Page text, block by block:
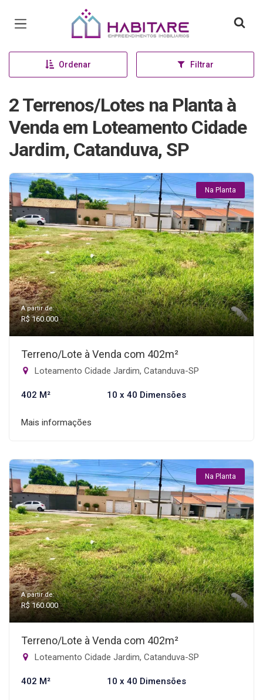
Página inicial
Ordenar Filtrar
2 Terrenos/Lotes na Planta à
Venda em Loteamento Cidade
Jardim, Catanduva, SP
Na Planta
A partir de:
R$ 160.000
Terreno/Lote à Venda com 402m²
Loteamento Cidade Jardim, Catanduva-SP
402 M² 10 x 40 Dimensões
Mais informações
Na Planta
A partir de:
R$ 160.000
Terreno/Lote à Venda com 402m²
Loteamento Cidade Jardim, Catanduva-SP
402 M² 10 x 40 Dimensões